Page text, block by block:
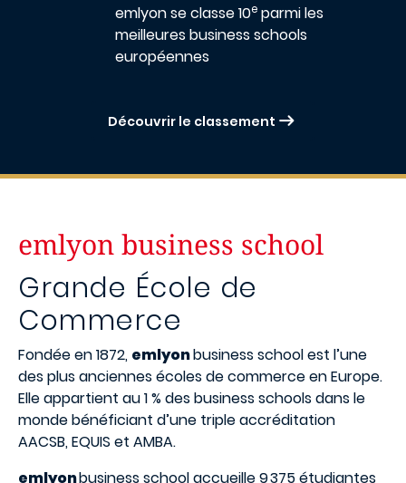
emlyonse classe 10e parmi les
meilleures business schools
européennes
Découvrir le classement
emlyon business school
Grande École de
Commerce
Fondée en 1872, emlyonbusiness school est l’une
des plus anciennes écoles de commerce en Europe.
Elle appartient au 1 % des business schools dans le
monde bénéficiant d’une triple accréditation
AACSB, EQUIS et AMBA.
emlyonbusiness school accueille 9 375 étudiantes